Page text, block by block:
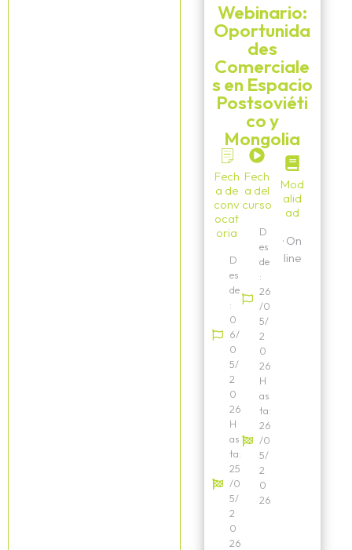
Webinario:
Oportunida
des
Comerciale
s en Espacio
Postsoviéti
co y
Mongolia
Fech
a de
conv
ocat
oria
D
es
de
:
0
6/
0
5/
2
0
26
H
as
ta:
25
/0
5/
2
0
26
Fech
a del
curso
D
es
de
:
26
/0
5/
2
0
26
H
as
ta:
26
/0
5/
2
0
26
Mod
alid
ad
· On
line